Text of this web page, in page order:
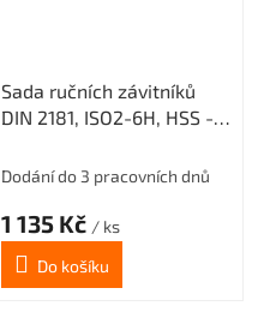
Sada ručních závitníků
DIN 2181, ISO2-6H, HSS -
M16x1 /0300/
Dodání do 3 pracovních dnů
1 135 Kč / ks
Do košíku